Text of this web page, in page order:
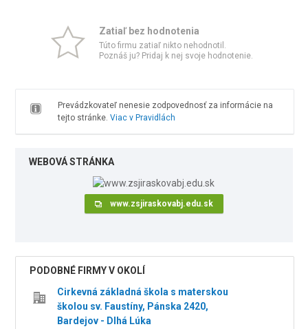
Zatiaľ bez hodnotenia
Túto firmu zatiaľ nikto nehodnotil.
Poznáš ju? Pridaj k nej svoje hodnotenie.
Prevádzkovateľ nenesie zodpovednosť za informácie na
tejto stránke. Viac v Pravidlách
WEBOVÁ STRÁNKA
www.zsjiraskovabj.edu.sk
PODOBNÉ FIRMY V OKOLÍ
Cirkevná základná škola s materskou
školou sv. Faustíny, Pánska 2420,
Bardejov - Dlhá Lúka